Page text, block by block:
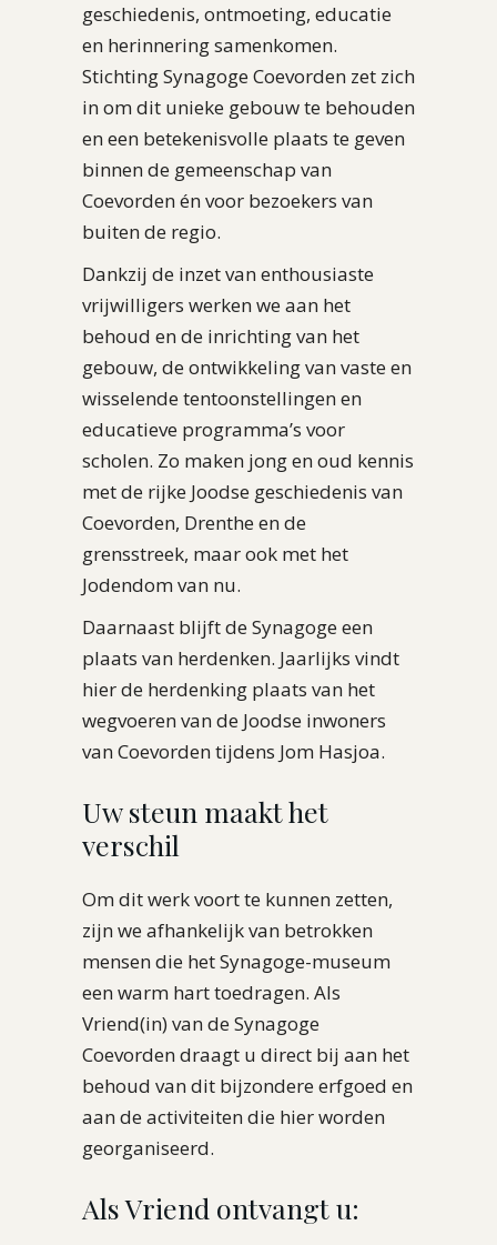
geschiedenis, ontmoeting, educatie
en herinnering samenkomen.
Stichting Synagoge Coevorden zet zich
in om dit unieke gebouw te behouden
en een betekenisvolle plaats te geven
binnen de gemeenschap van
Coevorden én voor bezoekers van
buiten de regio.
Dankzij de inzet van enthousiaste
vrijwilligers werken we aan het
behoud en de inrichting van het
gebouw, de ontwikkeling van vaste en
wisselende tentoonstellingen en
educatieve programma’s voor
scholen. Zo maken jong en oud kennis
met de rijke Joodse geschiedenis van
Coevorden, Drenthe en de
grensstreek, maar ook met het
Jodendom van nu.
Daarnaast blijft de Synagoge een
plaats van herdenken. Jaarlijks vindt
hier de herdenking plaats van het
wegvoeren van de Joodse inwoners
van Coevorden tijdens Jom Hasjoa.
Uw steun maakt het
verschil
Om dit werk voort te kunnen zetten,
zijn we afhankelijk van betrokken
mensen die het Synagoge-museum
een warm hart toedragen. Als
Vriend(in) van de Synagoge
Coevorden draagt u direct bij aan het
behoud van dit bijzondere erfgoed en
aan de activiteiten die hier worden
georganiseerd.
Als Vriend ontvangt u: